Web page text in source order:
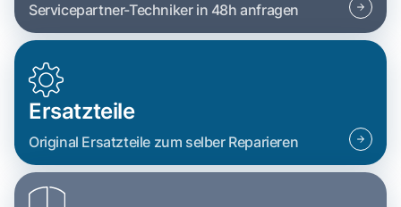
Servicepartner-Techniker in 48h anfragen
Ersatzteile
Original Ersatzteile zum selber Reparieren